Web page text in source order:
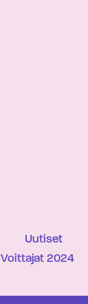
Uutiset
Voittajat 2024